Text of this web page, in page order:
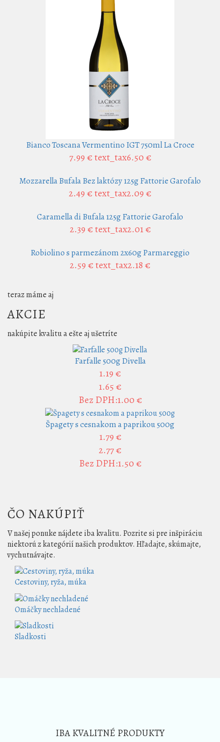
Bianco Toscana Vermentino IGT 750ml La Croce
7.99 € text_tax6.50 €
Mozzarella Bufala Bez laktózy 125g Fattorie Garofalo
2.49 €text_tax2.09 €
Caramella di Bufala 125g Fattorie Garofalo
2.39 € text_tax2.01 €
Robiolino s parmezánom 2x60g Parmareggio
2.59 €text_tax2.18 €
teraz máme aj
AKCIE
nakúpite kvalitu a ešte aj ušetríte
Farfalle 500g Divella
1.19 €
1.65 €
Bez DPH:1.00 €
Špagety s cesnakom a paprikou 500g
1.79 €
2.77 €
Bez DPH:1.50 €
ČO NAKÚPIŤ
V našej ponuke nájdete iba kvalitu. Pozrite si pre inšpiráciu
niektorú z kategórií našich produktov. Hľadajte, skúmajte,
vychutnávajte.
Cestoviny, ryža, múka
Omáčky nechladené
Sladkosti
IBA KVALITNÉ PRODUKTY